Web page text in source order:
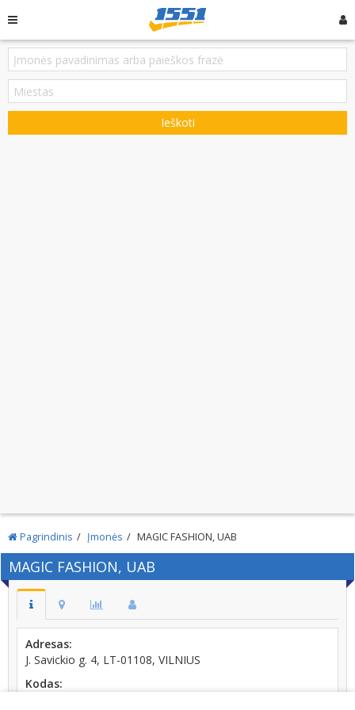
Ieškoti
Pagrindinis Įmonės MAGIC FASHION, UAB
MAGIC FASHION, UAB
Adresas:
J. Savickio g. 4, LT-01108, VILNIUS
Kodas: